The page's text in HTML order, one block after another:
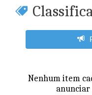
Nenhum item
anunciar